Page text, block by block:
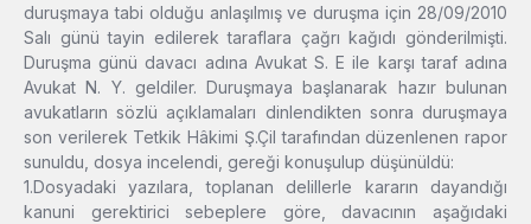
duruşmaya tabi olduğu anlaşılmış ve duruşma için 28/09/2010
Salı günü tayin edilerek taraflara çağrı kağıdı gönderilmişti.
Duruşma günü davacı adına Avukat S. E ile karşı taraf adına
Avukat N. Y. geldiler. Duruşmaya başlanarak hazır bulunan
avukatların sözlü açıklamaları dinlendikten sonra duruşmaya
son verilerek Tetkik Hâkimi Ş.Çil tarafından düzenlenen rapor
sunuldu, dosya incelendi, gereği konuşulup düşünüldü:
1.Dosyadaki yazılara, toplanan delillerle kararın dayandığı
kanuni gerektirici sebeplere göre, davacının aşağıdaki